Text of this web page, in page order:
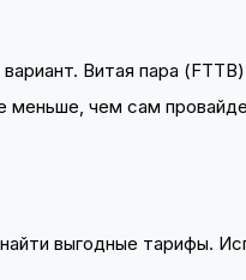
Витая пара
меньше, чем сам
выгодные тарифы.